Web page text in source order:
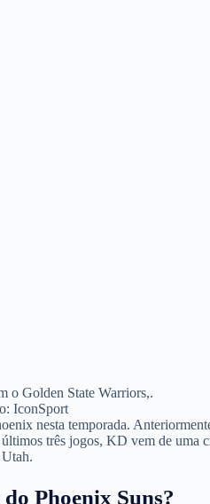
o Golden State Warriors,.
IconSport
nesta temporada.
três jogos, KD vem de uma
Phoenix Suns?